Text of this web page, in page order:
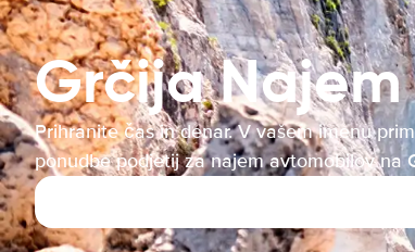
Grčija
Prihranite čas in denar. V vašem imenu
ponudbe podjetij za najem avtomobilov na